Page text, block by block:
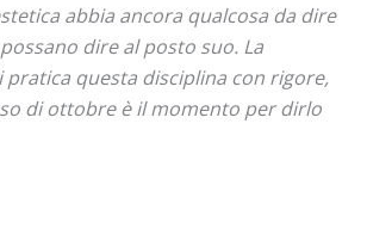
abbia ancora qualcosa da dire
dire al posto suo. La
pratica questa disciplina con rigore,
di ottobre è il momento per dirlo